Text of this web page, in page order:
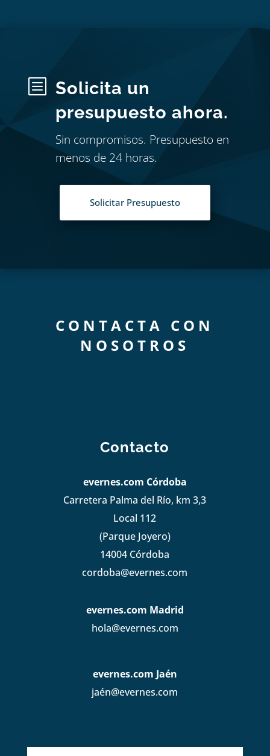
b
Solicita un
presupuesto ahora.
Sin compromisos. Presupuesto en
menos de 24 horas.
Solicitar Presupuesto
CONTACTA CON
NOSOTROS
Contacto
evernes.com Córdoba
Carretera Palma del Río, km 3,3
Local 112
(Parque Joyero)
14004 Córdoba
cordoba@evernes.com
evernes.com Madrid
hola@evernes.com
evernes.com Jaén
jaén@evernes.com